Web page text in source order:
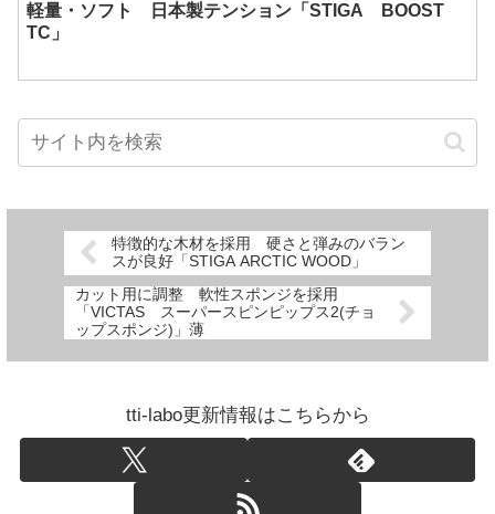
軽量・ソフト 日本製テンション「STIGA BOOST
TC」
特徴的な木材を採用 硬さと弾みのバラン
スが良好「STIGA ARCTIC WOOD」
カット用に調整 軟性スポンジを採用
「VICTAS スーパースピンピップス2(チョ
ップスポンジ)」薄
tti-labo更新情報はこちらから